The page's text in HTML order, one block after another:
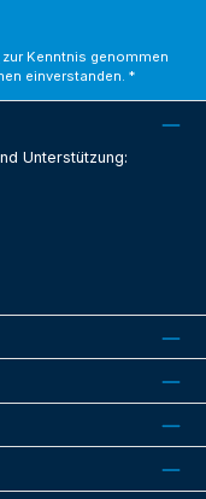
zur Kenntnis genommen
einverstanden. *
Unterstützung: